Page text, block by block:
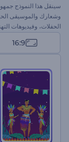
سينقل هذا النموذج
وشعارك والموسيقى
الحفلات، وفيديوهات
الاحتفالية، والاحتفالات
16:9